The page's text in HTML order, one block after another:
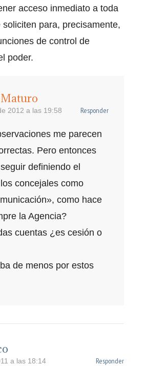
acceso inmediato a toda
soliciten para, precisamente,
de control de
poder.
2012 a las 19:58 Responder
me parecen
Pero entonces
definiendo el
concejales como
como hace
la Agencia?
cuentas ¿es cesión o
de menos por estos
a las 18:14 Responder